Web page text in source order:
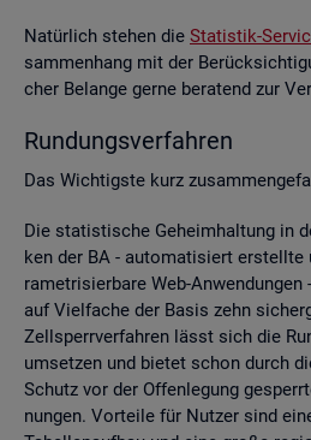
Na­tür­lich ste­hen die Sta­tis­tik-
sam­men­hang mit der
cher Be­lan­ge gerne be­ra­tend zur
Run­dungs­ver­fah­ren
Das Wich­tigs­te kurz
Die sta­tis­ti­sche Ge­heim­hal­tung in
ken der BA - au­to­ma­ti­siert
ra­me­tri­sier­ba­re Web-
auf Viel­fa­che der Basis zehn
Zell­sperr­ver­fah­ren lässt sich die
um­set­zen und bie­tet schon durch
Schutz vor der Of­fen­le­gung
nun­gen. Vor­tei­le für Nut­zer sind